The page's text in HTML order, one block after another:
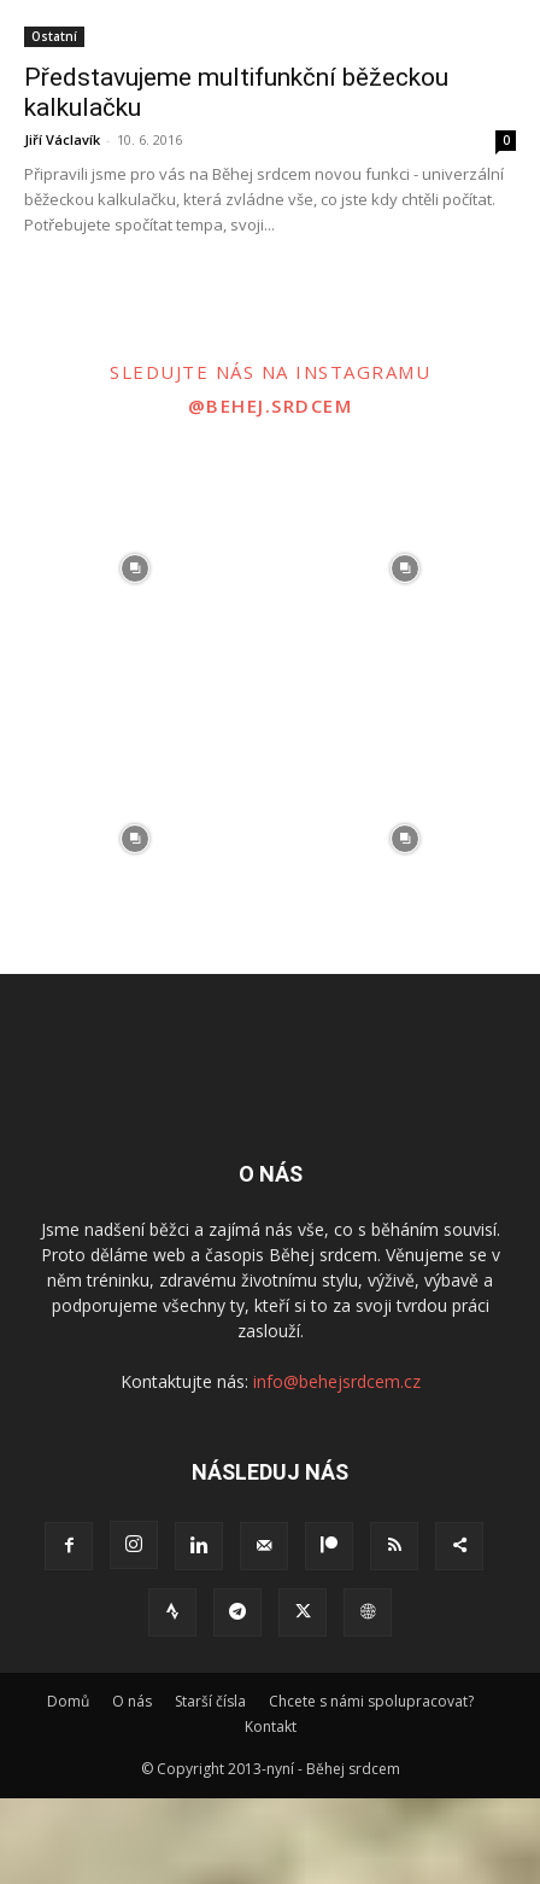
Ostatní
Představujeme multifunkční běžeckou
kalkulačku
Jiří Václavík - 10. 6. 2016 0
Připravili jsme pro vás na Běhej srdcem novou funkci - univerzální
běžeckou kalkulačku, která zvládne vše, co jste kdy chtěli počítat.
Potřebujete spočítat tempa, svoji...
SLEDUJTE NÁS NA INSTAGRAMU
@BEHEJ.SRDCEM
O NÁS
Jsme nadšení běžci a zajímá nás vše, co s běháním souvisí.
Proto děláme web a časopis Běhej srdcem. Věnujeme se v
něm tréninku, zdravému životnímu stylu, výživě, výbavě a
podporujeme všechny ty, kteří si to za svoji tvrdou práci
zaslouží.
Kontaktujte nás: info@behejsrdcem.cz
NÁSLEDUJ NÁS
Domů O nás Starší čísla
Chcete s námi spolupracovat?
Kontakt
© Copyright 2013-nyní - Běhej srdcem